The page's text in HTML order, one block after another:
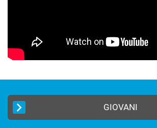
GIOVANI